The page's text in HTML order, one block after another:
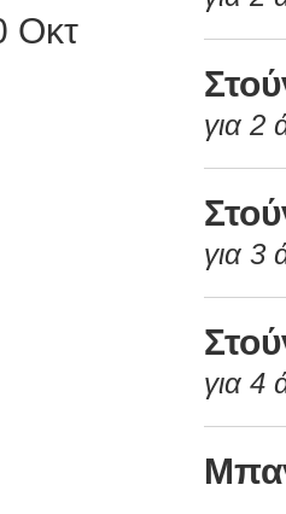
Οκτ
για 2
για 3
για 4